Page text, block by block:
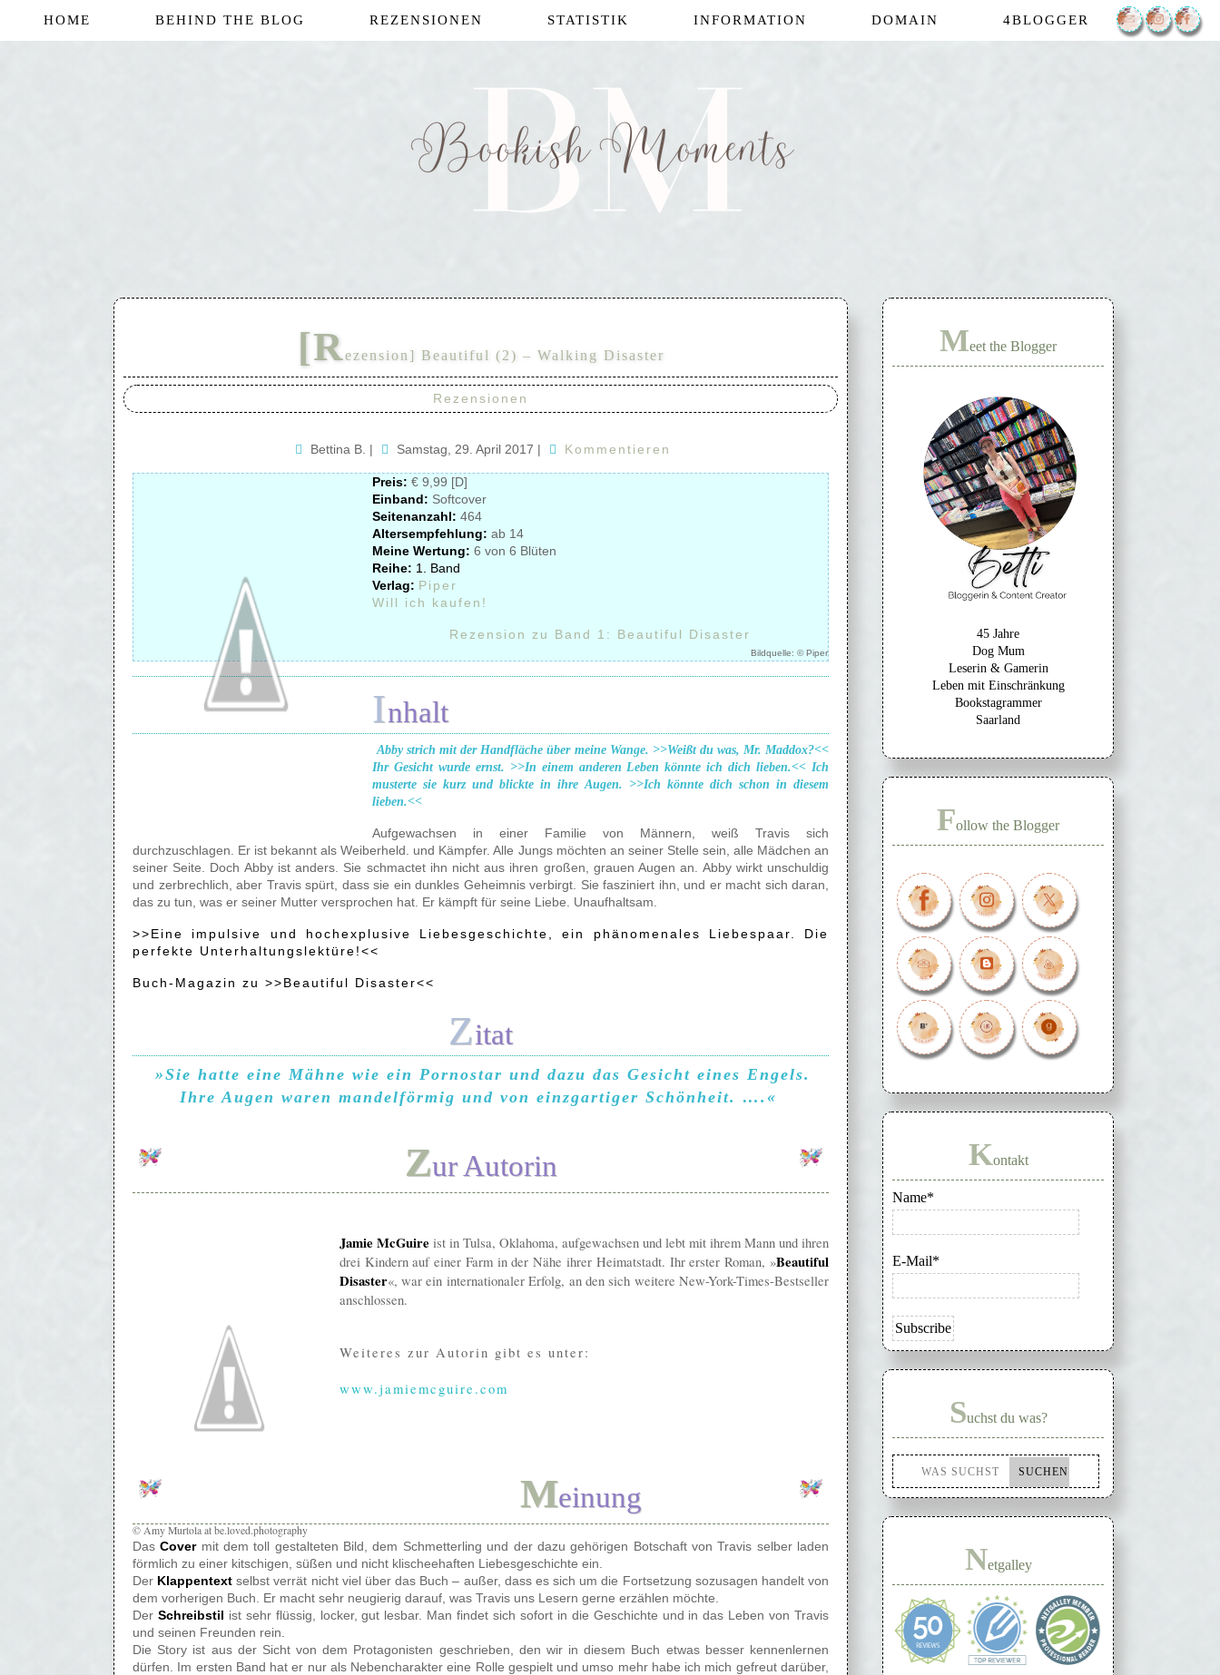
HOME BEHIND THE BLOG REZENSIONEN STATISTIK INFORMATION DOMAIN 4BLOGGER
[Rezension] Beautiful (2) – Walking Disaster
Rezensionen
Bettina B. | Samstag, 29. April 2017 | Kommentieren
Preis: € 9,99 [D]
Einband: Softcover
Seitenanzahl: 464
Altersempfehlung: ab 14
Meine Wertung: 6 von 6 Blüten
Reihe: 1. Band
Verlag: Piper
Will ich kaufen!
Rezension zu Band 1: Beautiful Disaster
Bildquelle: © Piper
Inhalt
Abby strich mit der Handfläche über meine Wange. >>Weißt du was, Mr. Maddox?<<
Ihr Gesicht wurde ernst. >>In einem anderen Leben könnte ich dich lieben.<< Ich
musterte sie kurz und blickte in ihre Augen. >>Ich könnte dich schon in diesem
lieben.<<
Aufgewachsen in einer Familie von Männern, weiß Travis sich
durchzuschlagen. Er ist bekannt als Weiberheld. und Kämpfer. Alle Jungs möchten an seiner Stelle sein, alle Mädchen an
seiner Seite. Doch Abby ist anders. Sie schmactet ihn nicht aus ihren großen, grauen Augen an. Abby wirkt unschuldig
und zerbrechlich, aber Travis spürt, dass sie ein dunkles Geheimnis verbirgt. Sie fasziniert ihn, und er macht sich daran,
das zu tun, was er seiner Mutter versprochen hat. Er kämpft für seine Liebe. Unaufhaltsam.
>>Eine impulsive und hochexplusive Liebesgeschichte, ein phänomenales Liebespaar. Die
perfekte Unterhaltungslektüre!<<
Buch-Magazin zu >>Beautiful Disaster<<
Zitat
»Sie hatte eine Mähne wie ein Pornostar und dazu das Gesicht eines Engels.
Ihre Augen waren mandelförmig und von einzgartiger Schönheit. ….«
Zur Autorin
© Amy Murtola at be.loved.photography
Jamie McGuire ist in Tulsa, Oklahoma, aufgewachsen und lebt mit ihrem Mann und ihren
drei Kindern auf einer Farm in der Nähe ihrer Heimatstadt. Ihr erster Roman, »Beautiful
Disaster«, war ein internationaler Erfolg, an den sich weitere New-York-Times-Bestseller
anschlossen.
Weiteres zur Autorin gibt es unter:
www.jamiemcguire.com
Meinung
DasCovermit dem toll gestalteten Bild, dem Schmetterling und der dazu gehörigen Botschaft von Travis selber laden
förmlich zu einer kitschigen, süßen und nicht klischeehaften Liebesgeschichte ein.
Der Klappentext selbst verrät nicht viel über das Buch – außer, dass es sich um die Fortsetzung sozusagen handelt von
dem vorherigen Buch. Er macht sehr neugierig darauf, was Travis uns Lesern gerne erzählen möchte.
Der Schreibstil ist sehr flüssig, locker, gut lesbar. Man findet sich sofort in die Geschichte und in das Leben von Travis
und seinen Freunden rein.
Die Story ist aus der Sicht von dem Protagonisten geschrieben, den wir in diesem Buch etwas besser kennenlernen
dürfen. Im ersten Band hat er nur als Nebencharakter eine Rolle gespielt und umso mehr habe ich mich gefreut darüber,
Meet the Blogger
45 Jahre
Dog Mum
Leserin & Gamerin
Leben mit Einschränkung
Bookstagrammer
Saarland
Follow the Blogger
Kontakt
Name*
E-Mail*
Suchst du was?
Netgalley